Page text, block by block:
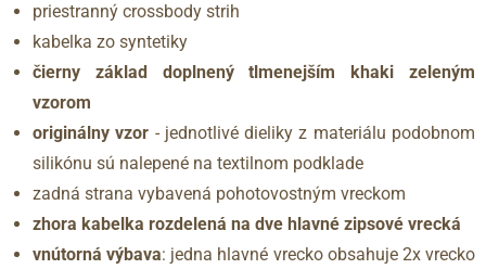
priestranný crossbody strih
kabelka zo syntetiky
čierny základ doplnený tlmenejším khaki zeleným
vzorom
originálny vzor - jednotlivé dieliky z materiálu podobnom
silikónu sú nalepené na textilnom podklade
zadná strana vybavená pohotovostným vreckom
zhora kabelka rozdelená na dve hlavné zipsové vrecká
vnútorná výbava: jedna hlavné vrecko obsahuje 2x vrecko